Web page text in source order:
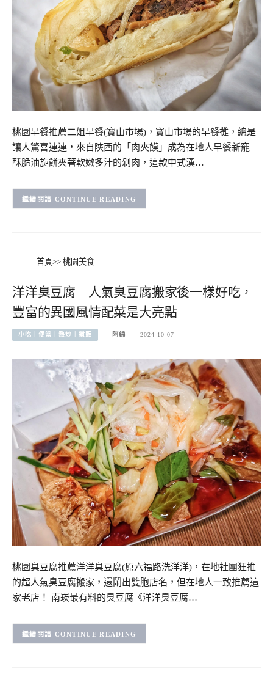
桃園早餐推薦二姐早餐(寶山市場)，寶山市場的早餐攤，總是
讓人驚喜連連，來自陝西的「肉夾饃」成為在地人早餐新寵
酥脆油旋餅夾著軟嫩多汁的剁肉，這款中式漢…
CONTINUE READING
首頁>> 桃園美食
洋洋臭豆腐｜人氣臭豆腐搬家後一樣好吃，
豐富的異國風情配菜是大亮點
小吃︱便當︱熱炒︱攤販 阿綿 2024-10-07
桃園臭豆腐推薦洋洋臭豆腐(原六福路洗洋洋)，在地社團狂推
的超人氣臭豆腐搬家，還鬧出雙胞店名，但在地人一致推薦這
家老店！ 南崁最有料的臭豆腐《洋洋臭豆腐…
CONTINUE READING